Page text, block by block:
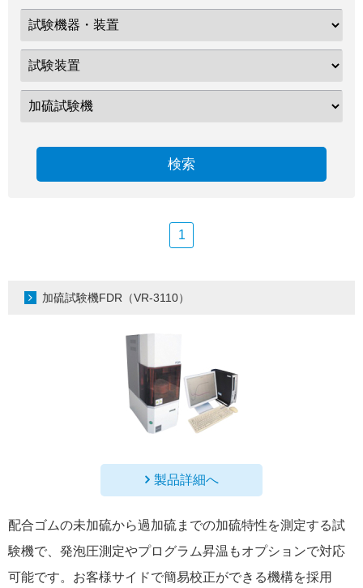
検索
1
加硫試験機FDR（VR-3110）
製品詳細へ
配合ゴムの未加硫から過加硫までの加硫特性を測定する試
験機で、発泡圧測定やプログラム昇温もオプションで対応
可能です。お客様サイドで簡易校正ができる機構を採用